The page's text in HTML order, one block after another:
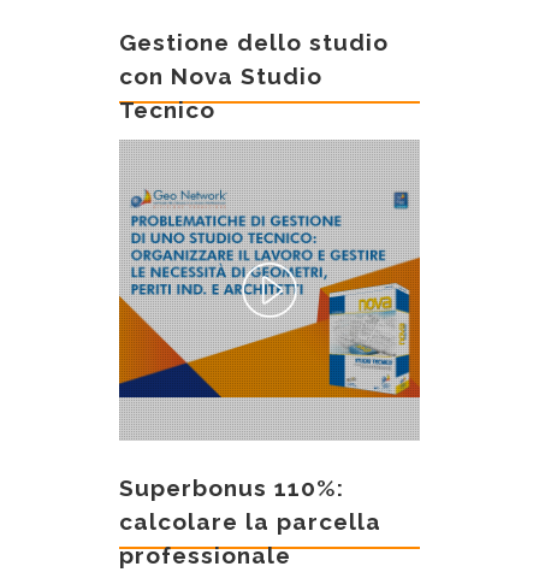
Gestione dello studio
con Nova Studio
Tecnico
Superbonus 110%:
calcolare la parcella
professionale